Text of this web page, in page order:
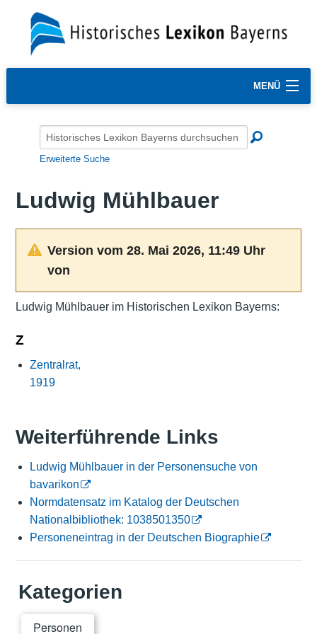
MENÜ
Erweiterte Suche
Ludwig Mühlbauer
Version vom 28. Mai 2026, 11:49 Uhr
von
Ludwig Mühlbauer im Historischen Lexikon Bayerns:
Z
Zentralrat,
1919
Weiterführende Links
Ludwig Mühlbauer in der Personensuche von
bavarikon
Normdatensatz im Katalog der Deutschen
Nationalbibliothek: 1038501350
Personeneintrag in der Deutschen Biographie
Kategorien
Personen